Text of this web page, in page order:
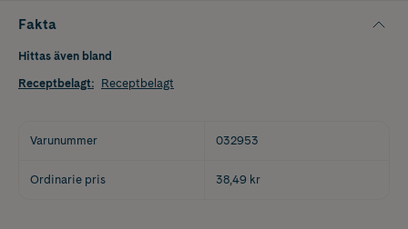
Fakta
Hittas även bland
Receptbelagt: Receptbelagt
Varunummer 032953
Ordinarie pris 38,49 kr